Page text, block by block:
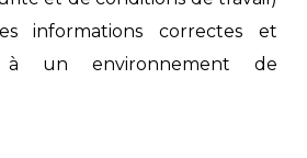
informations correctes et
à un environnement de